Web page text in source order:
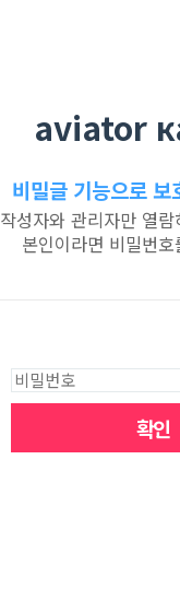
aviator
비밀글 기능으로 보
작성자와 관리자만 열
본인이라면 비밀번